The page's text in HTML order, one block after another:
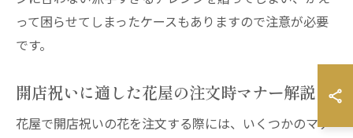
って困らせてしまったケースもありますので注意が必要
です。
開店祝いに適した花屋の注文時マナー解説
花屋で開店祝いの花を注文する際には、いくつかのマナ